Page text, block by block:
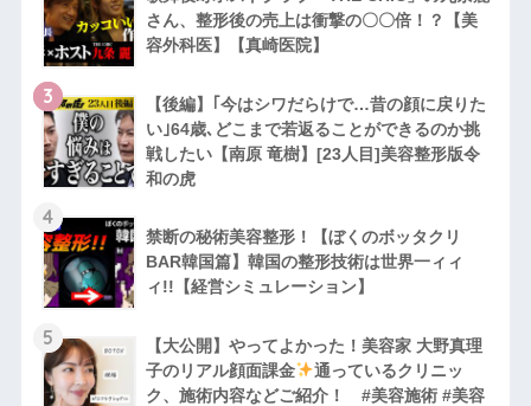
さん、整形後の売上は衝撃の〇〇倍！？【美
容外科医】【真崎医院】
3
【後編】｢今はシワだらけで…昔の顔に戻りた
い｣64歳､どこまで若返ることができるのか挑
戦したい【南原 竜樹】[23人目]美容整形版令
和の虎
4
禁断の秘術美容整形！【ぼくのボッタクリ
BAR韓国篇】韓国の整形技術は世界一ィィ
ィ!!【経営シミュレーション】
5
【大公開】やってよかった！美容家 大野真理
子のリアル顔面課金
通っているクリニッ
ク、施術内容などご紹介！ #美容施術 #美容